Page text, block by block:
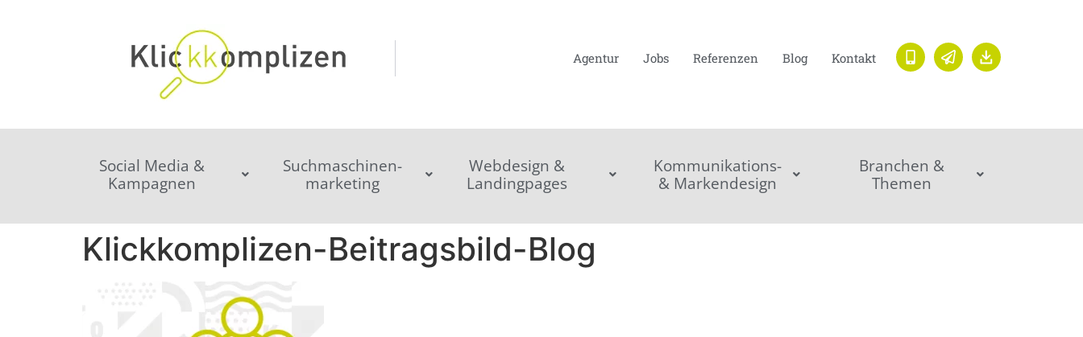
Agentur Jobs Referenzen Blog Kontakt
Social Media &
Kampagnen
Suchmaschinen-
marketing
Webdesign &
Landingpages
Kommunikations-
& Markendesign
Branchen &
Themen
Klickkomplizen-Beitragsbild-Blog